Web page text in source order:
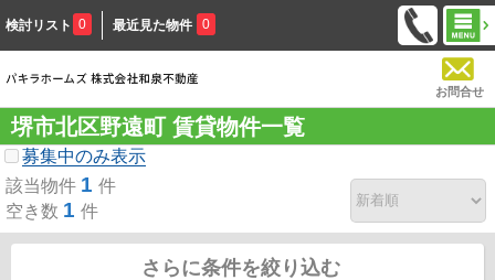
検討リスト 0 最近見た物件 0
お問合せ
堺市北区野遠町 賃貸物件一覧
募集中のみ表示
該当物件 1 件
空き数 1 件
さらに条件を絞り込む